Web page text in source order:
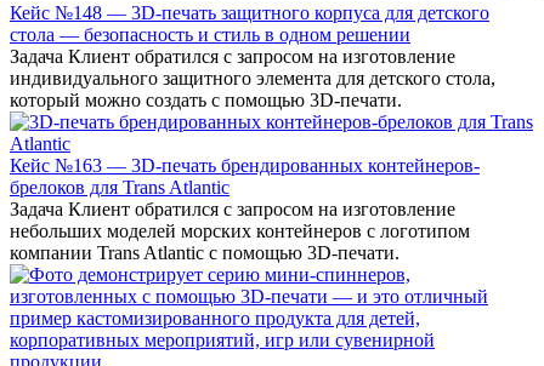
Кейс №148 — 3D-печать защитного корпуса для детского
стола — безопасность и стиль в одном решении
Задача Клиент обратился с запросом на изготовление
индивидуального защитного элемента для детского стола,
который можно создать с помощью 3D-печати.
Кейс №163 — 3D-печать брендированных контейнеров-
брелоков для Trans Atlantic
Задача Клиент обратился с запросом на изготовление
небольших моделей морских контейнеров с логотипом
компании Trans Atlantic с помощью 3D-печати.